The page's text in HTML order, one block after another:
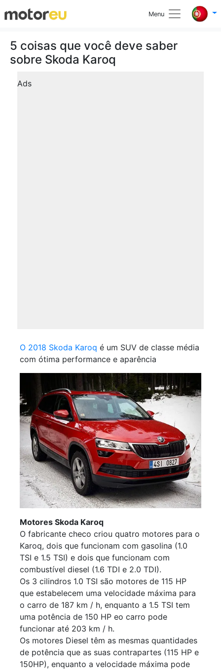
Menu
5 coisas que você deve saber
sobre Skoda Karoq
Ads
O 2018 Skoda Karoq é um SUV de classe média
com ótima performance e aparência
Motores Skoda Karoq
O fabricante checo criou quatro motores para o
Karoq, dois que funcionam com gasolina (1.0
TSI e 1.5 TSI) e dois que funcionam com
combustível diesel (1.6 TDI e 2.0 TDI).
Os 3 cilindros 1.0 TSI são motores de 115 HP
que estabelecem uma velocidade máxima para
o carro de 187 km / h, enquanto a 1.5 TSI tem
uma potência de 150 HP eo carro pode
funcionar até 203 km / h.
Os motores Diesel têm as mesmas quantidades
de potência que as suas contrapartes (115 HP e
150HP), enquanto a velocidade máxima pode